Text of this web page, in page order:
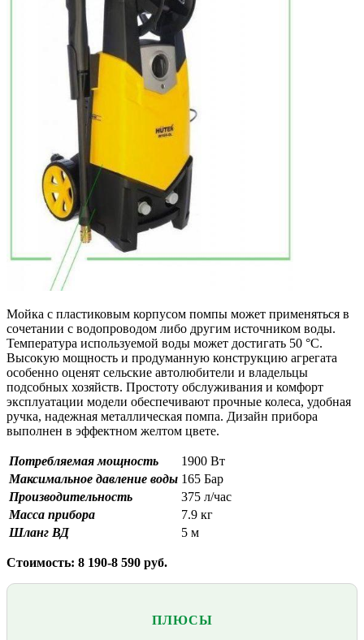
Мойка с пластиковым корпусом помпы может применяться в
сочетании с водопроводом либо другим источником воды.
Температура используемой воды может достигать 50 °C.
Высокую мощность и продуманную конструкцию агрегата
особенно оценят сельские автолюбители и владельцы
подсобных хозяйств. Простоту обслуживания и комфорт
эксплуатации модели обеспечивают прочные колеса, удобная
ручка, надежная металлическая помпа. Дизайн прибора
выполнен в эффектном желтом цвете.
Потребляемая мощность
1900 Вт
Максимальное давление воды 165 Бар
Производительность
375 л/час
Масса прибора
7.9 кг
Шланг ВД
5 м
Стоимость: 8 190-8 590 руб.
ПЛЮСЫ